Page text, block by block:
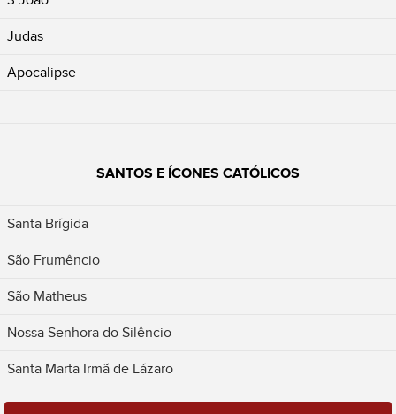
Judas
Apocalipse
SANTOS E ÍCONES CATÓLICOS
Santa Brígida
São Frumêncio
São Matheus
Nossa Senhora do Silêncio
Santa Marta Irmã de Lázaro